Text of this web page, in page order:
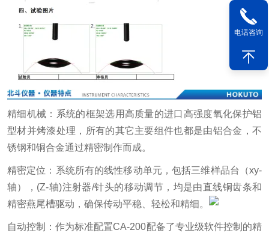
精细机械：系统的框架选用高质量的进口高强度氧化保护铝
型材并烤漆处理，所有的其它主要组件也都是由铝合金，不
锈钢和铜合金通过精密制作而成。
精密定位：系统所有的线性移动单元，包括三维样品台（xy-
轴），(Z-轴)注射器/针头的移动调节，均是由直线铜齿条和
精密燕尾槽驱动，确保传动平稳、轻松和精细。
自动控制：作为标准配置CA-200配备了专业级软件控制的精
电话咨询